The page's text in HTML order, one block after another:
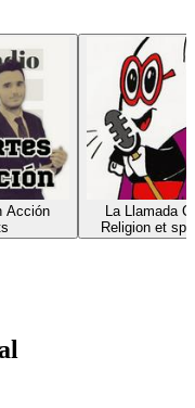
Acción
La Llamada
Religion et